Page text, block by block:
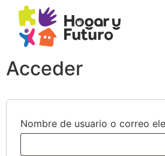
Acceder
Nombre de usuario o correo